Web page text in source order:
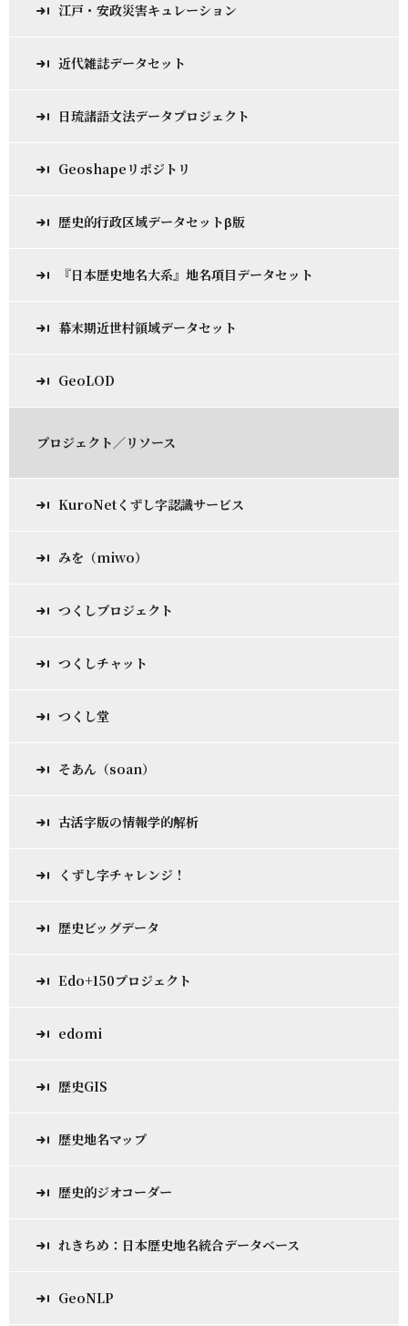
江戸・安政災害キュレーション
近代雑誌データセット
日琉諸語文法データプロジェクト
Geoshapeリポジトリ
歴史的行政区域データセットβ版
『日本歴史地名大系』地名項目データセット
幕末期近世村領域データセット
GeoLOD
プロジェクト／リソース
KuroNetくずし字認識サービス
みを（miwo）
つくしプロジェクト
つくしチャット
つくし堂
そあん（soan）
古活字版の情報学的解析
くずし字チャレンジ！
歴史ビッグデータ
Edo+150プロジェクト
edomi
歴史GIS
歴史地名マップ
歴史的ジオコーダー
れきちめ：日本歴史地名統合データベース
GeoNLP